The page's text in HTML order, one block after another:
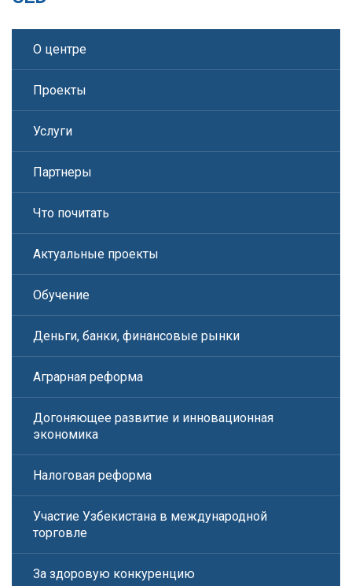
О центре
Проекты
Услуги
Партнеры
Что почитать
Актуальные проекты
Обучение
Деньги, банки, финансовые рынки
Аграрная реформа
Догоняющее развитие и инновационная
экономика
Налоговая реформа
Участие Узбекистана в международной
торговле
За здоровую конкуренцию